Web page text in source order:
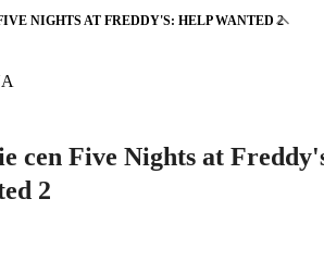
NIGHTS AT FREDDY'S: HELP WANTED 2
cen Five Nights at
2